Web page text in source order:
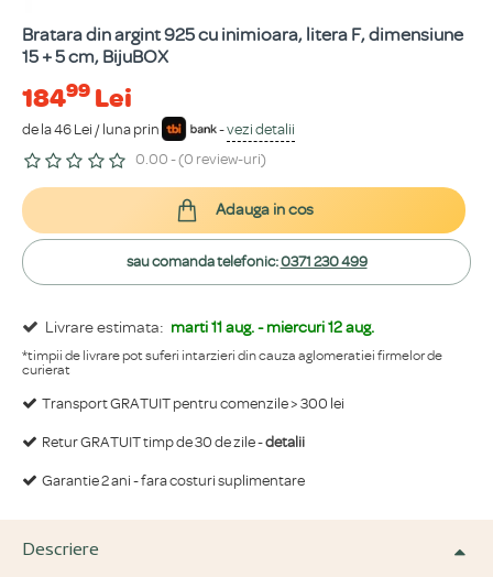
Bratara din argint 925 cu inimioara, litera F, dimensiune
15 + 5 cm, BijuBOX
18499 Lei
de la 46 Lei / luna prin -vezi detalii
0.00 - (0 review-uri)
Livrare estimata: marti 11 aug. - miercuri 12 aug.
*timpii de livrare pot suferi intarzieri din cauza aglomeratiei firmelor de
curierat
Transport GRATUIT pentru comenzile > 300 lei
Retur GRATUIT timp de 30 de zile -detalii
Garantie 2 ani - fara costuri suplimentare
Adauga in cos
sau comanda telefonic:0371 230 499
Descriere